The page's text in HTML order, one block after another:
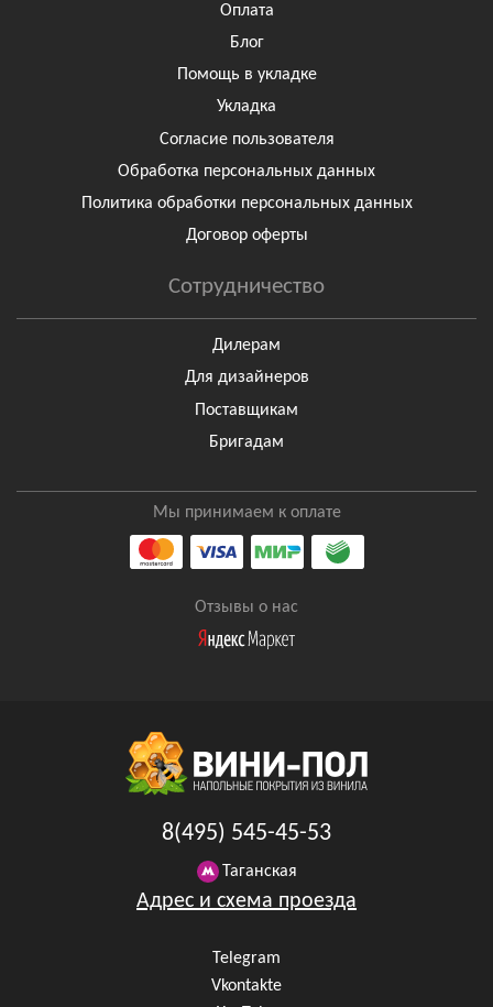
Оплата
Блог
Помощь в укладке
Укладка
Согласие пользователя
Обработка персональных данных
Политика обработки персональных данных
Договор оферты
Сотрудничество
Дилерам
Для дизайнеров
Поставщикам
Бригадам
Мы принимаем к оплате
Отзывы о нас
8(495) 545-45-53
Таганская
Адрес и схема проезда
Telegram
Vkontakte